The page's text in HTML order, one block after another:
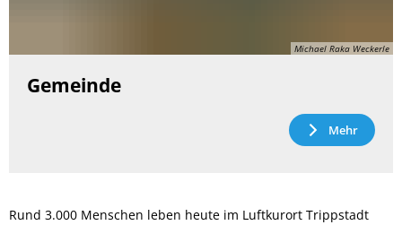
Michael Raka Weckerle
Gemeinde
Mehr
Rund 3.000 Menschen leben heute im Luftkurort Trippstadt